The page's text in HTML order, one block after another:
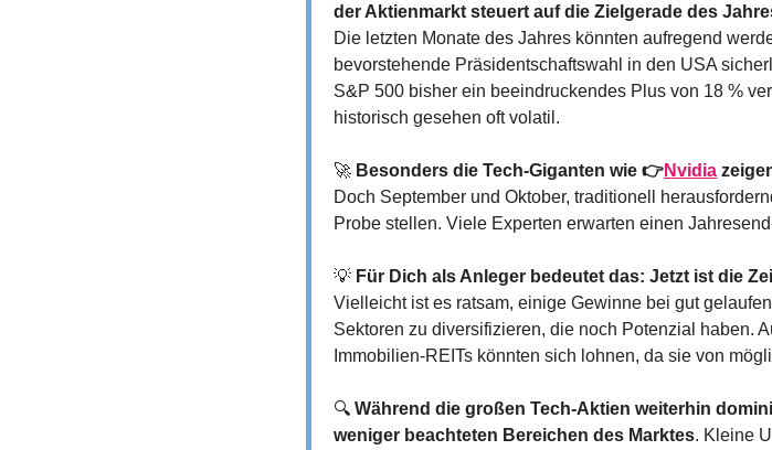
der Aktienmarkt steuert auf die Zielgerade des
Die letzten Monate des Jahres könnten aufregend
bevorstehende Präsidentschaftswahl in den USA
S&P 500 bisher ein beeindruckendes Plus von 18 %
historisch gesehen oft volatil.
🚀 Besonders die Tech-Giganten wie 👉Nvidia
Doch September und Oktober, traditionell
Probe stellen. Viele Experten erwarten einen
💡 Für Dich als Anleger bedeutet das: Jetzt ist die
Vielleicht ist es ratsam, einige Gewinne bei gut
Sektoren zu diversifizieren, die noch Potenzial haben.
Immobilien-REITs könnten sich lohnen, da sie von
🔍 Während die großen Tech-Aktien weiterhin
weniger beachteten Bereichen des Marktes. Kleine